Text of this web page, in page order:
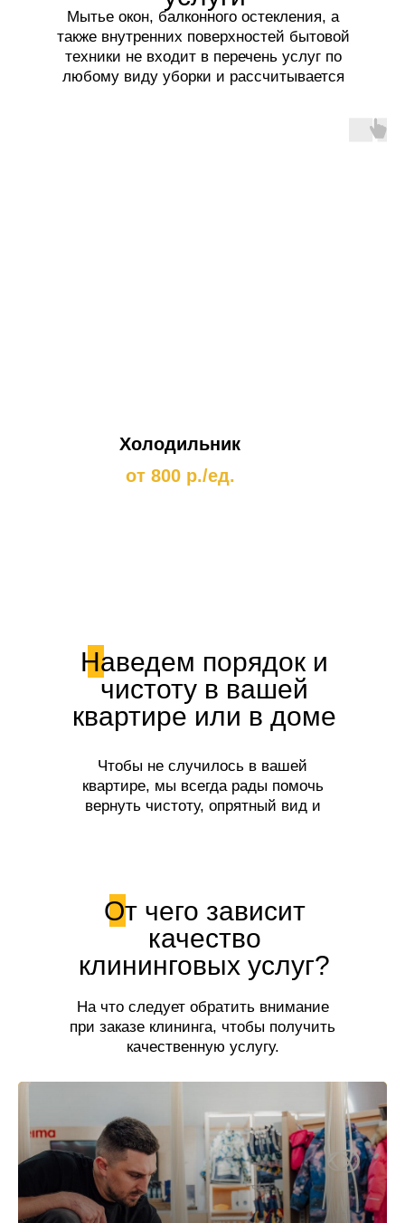
Мытье окон, балконного остекления, а
также внутренних поверхностей бытовой
техники не входит в перечень услуг по
любому виду уборки и рассчитывается
Холодильник
от 800 р./ед.
Наведем порядок и
чистоту в вашей
квартире или в доме
Чтобы не случилось в вашей
квартире, мы всегда рады помочь
вернуть чистоту, опрятный вид и
От чего зависит
качество
клининговых услуг?
На что следует обратить внимание
при заказе клининга, чтобы получить
качественную услугу.